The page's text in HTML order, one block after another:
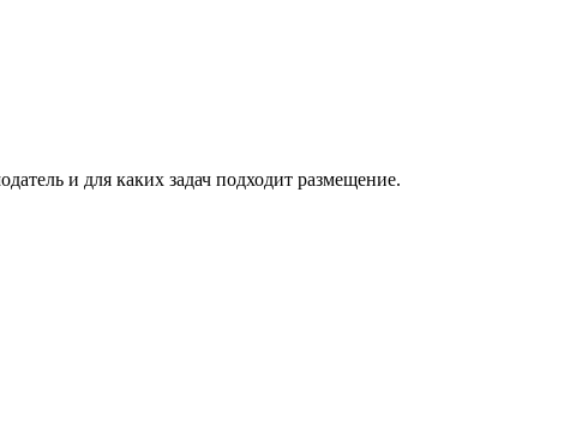
и для каких задач подходит размещение.